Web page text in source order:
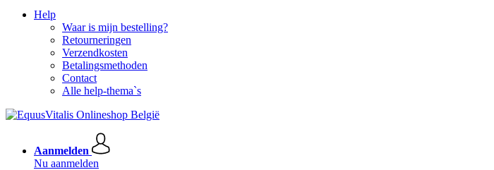
Help
Waar is mijn bestelling?
Retourneringen
Verzendkosten
Betalingsmethoden
Contact
Alle help-thema`s
Aanmelden
Nu aanmelden